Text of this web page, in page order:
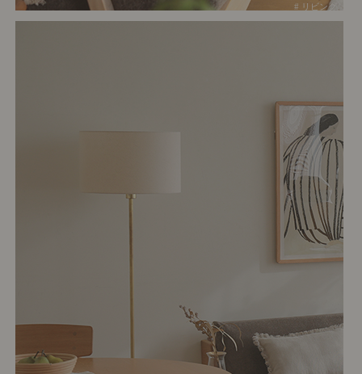
# リビング